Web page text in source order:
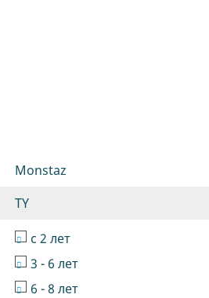
Monstaz
TY
с 2 лет
3 - 6 лет
6 - 8 лет